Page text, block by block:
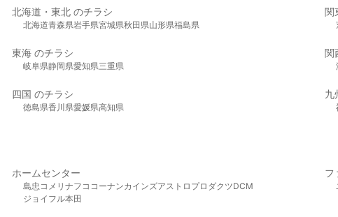
北海道・東北 のチラシ
北海道青森県岩手県宮城県秋田県山形県福島県
関
東海 のチラシ
岐阜県静岡県愛知県三重県
関
四国 のチラシ
徳島県香川県愛媛県高知県
九
ホームセンター
島忠 コメリ ナフコ コーナンカインズアストロプロダクツDCM
ジョイフル本田
フ